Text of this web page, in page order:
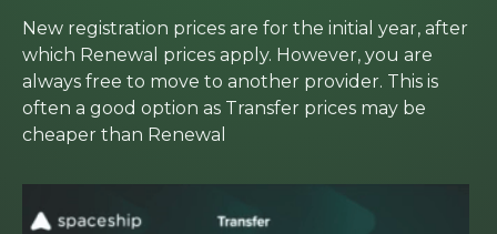
New registration prices are for the initial year, after
which Renewal prices apply. However, you are
always free to move to another provider. This is
often a good option as Transfer prices may be
cheaper than Renewal